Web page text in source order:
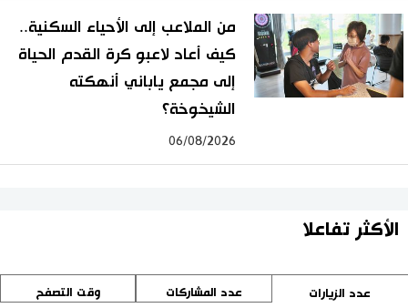
من الملاعب إلى الأحياء السكنية..
كيف أعاد لاعبو كرة القدم الحياة
إلى مجمع ياباني أنهكته
الشيخوخة؟
06/08/2026
الأكثر تفاعلا
عدد الزيارات عدد المشاركات وقت التصفح